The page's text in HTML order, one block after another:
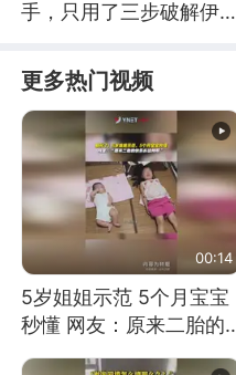
手，只用了三步破解伊朗
更多热门视频
00:14
5岁姐姐示范 5个月宝宝
秒懂 网友：原来二胎的